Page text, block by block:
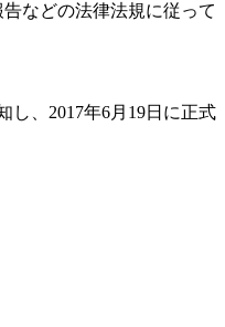
などの法律法規に従って
し、 2017年6月 19日に正式